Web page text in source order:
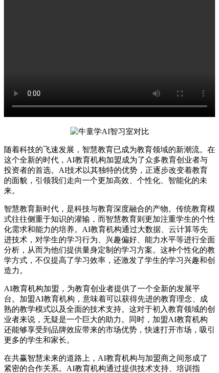
随着科技的飞速发展，智慧教育已成为教育领域的新潮流。在
这个全新的时代，AI教育机构加盟成为了众多教育创业者与
投资者的首选。AI技术以其独特的优势，正逐步改变着教育
的面貌，引领我们走向一个更加高效、个性化、智能化的未
来。
智慧教育新时代，是科技与教育深度融合的产物。传统教育模
式往往侧重于知识的灌输，而智慧教育则更加注重学生的个性
化需求和能力的培养。AI教育机构通过大数据、云计算等先
进技术，对学生的学习行为、兴趣偏好、能力水平等进行全面
分析，从而为他们提供量身定制的学习方案。这种个性化的教
学方式，不仅提高了学习效率，还激发了学生的学习兴趣和创
造力。
AI教育机构加盟，为教育创业者提供了一个全新的发展平
台。加盟AI教育机构，意味着可以获得先进的教育理念、成
熟的教学模式以及全面的技术支持。这对于初入教育领域的创
业者来说，无疑是一个巨大的助力。同时，加盟AI教育机构
还能够享受到品牌效应带来的市场优势，快速打开市场，吸引
更多的学生和家长。
在共赢智慧未来的道路上，AI教育机构与加盟商之间形成了
紧密的合作关系。AI教育机构通过提供技术支持、培训指